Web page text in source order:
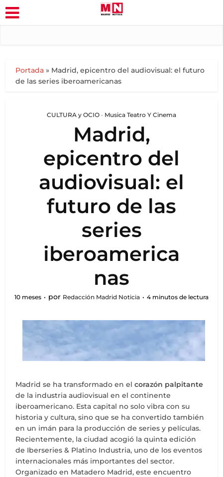
Portada » Madrid, epicentro del audiovisual: el futuro
de las series iberoamericanas
CULTURA y OCIO • Musica Teatro Y Cinema
Madrid,
epicentro del
audiovisual: el
futuro de las
series
iberoamerica
nas
10 meses por Redacción Madrid Noticia 4 minutos de lectura
Madrid se ha transformado en elcorazón palpitante
de la industria audiovisual en el continente
iberoamericano. Esta capital no solo vibra con su
historia y cultura, sino que se ha convertido también
en un imán para la producción de series y películas.
Recientemente, la ciudad acogió la quinta edición
de Iberseries & Platino Industria, uno de los eventos
internacionales más importantes del sector.
Organizado en Matadero Madrid, este encuentro